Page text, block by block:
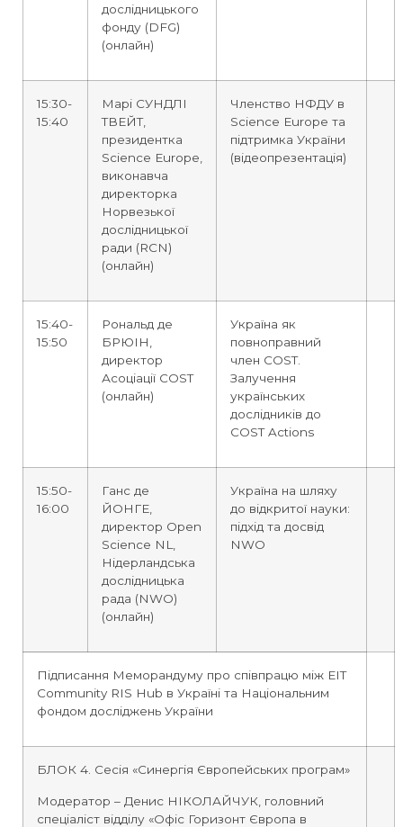
дослідницького
фонду (DFG)
(онлайн)
15:30-
15:40
Марі СУНДЛІ
ТВЕЙТ,
президентка
Science Europe,
виконавча
директорка
Норвезької
дослідницької
ради (RCN)
(онлайн)
Членство НФДУ в
Science Europe та
підтримка України
(відеопрезентація)
15:40-
15:50
Рональд де
БРЮІН,
директор
Асоціації COST
(онлайн)
Україна як
повноправний
член COST.
Залучення
українських
дослідників до
COST Actions
15:50-
16:00
Ганс де
ЙОНГЕ,
директор Open
Science NL,
Нідерландська
дослідницька
рада (NWO)
(онлайн)
Україна на шляху
до відкритої науки:
підхід та досвід
NWO
Підписання Меморандуму про співпрацю між EIT
Community RIS Hub в Україні та Національним
фондом досліджень України
БЛОК 4. Сесія «Синергія Європейських програм»
Модератор – Денис НІКОЛАЙЧУК, головний
спеціаліст відділу «Офіс Горизонт Європа в